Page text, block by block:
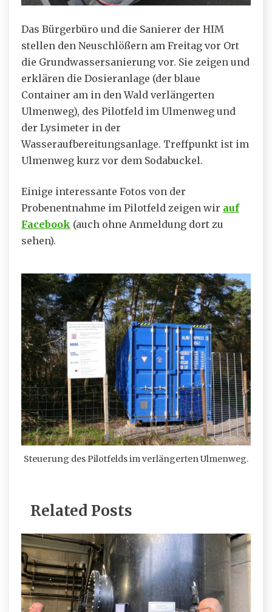
Das Bürgerbüro und die Sanierer der HIM
stellen den Neuschlößern am Freitag vor Ort
die Grundwassersanierung vor. Sie zeigen und
erklären die Dosieranlage (der blaue
Container am in den Wald verlängerten
Ulmenweg), des Pilotfeld im Ulmenweg und
der Lysimeter in der
Wasseraufbereitungsanlage. Treffpunkt ist im
Ulmenweg kurz vor dem Sodabuckel.
Einige interessante Fotos von der
Probenentnahme im Pilotfeld zeigen wir auf
Facebook (auch ohne Anmeldung dort zu
sehen).
Steuerung des Pilotfelds im verlängerten Ulmenweg.
Related Posts